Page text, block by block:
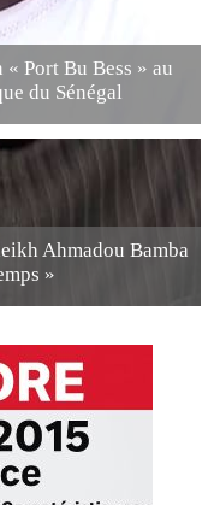
Port Bu Bess » au
du Sénégal
Ahmadou Bamba
»